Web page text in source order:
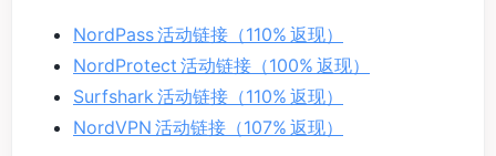
NordPass 活动链接（110% 返现）
NordProtect 活动链接（100% 返现）
Surfshark 活动链接（110% 返现）
NordVPN 活动链接（107% 返现）